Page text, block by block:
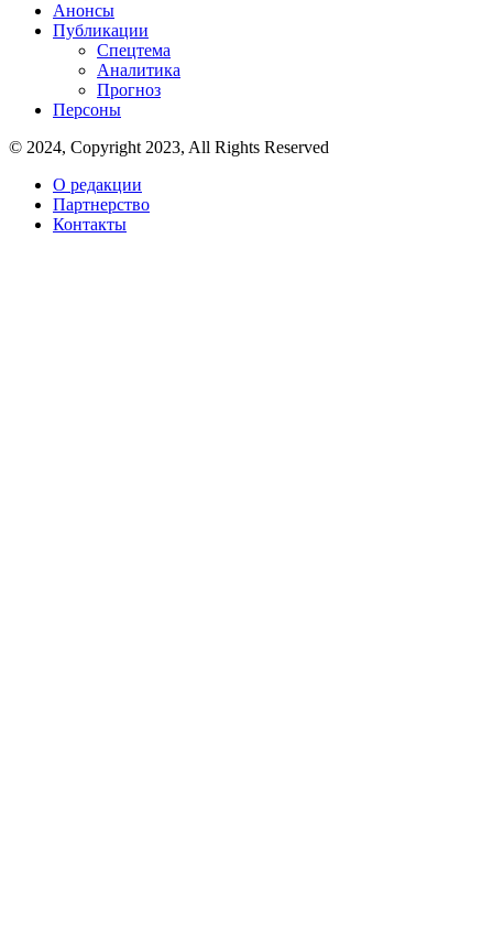
Анонсы
Публикации
Спецтема
Аналитика
Прогноз
Персоны
© 2024, Copyright 2023, All Rights Reserved
О редакции
Партнерство
Контакты